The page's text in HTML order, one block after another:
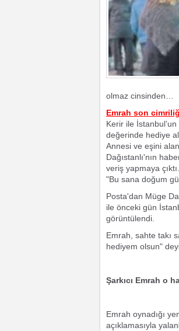
olmaz cinsinden…
Emrah son
Kerir ile
değerinde hediye
Annesi ve eşini
Dağıstanlı'nın
veriş yapmaya
"Bu sana doğum
Posta'dan Müge
ile önceki gün
görüntülendi.
Emrah, sahte takı
hediyem olsun"
Şarkıcı Emrah o
Emrah oynadığı
açıklamasıyla